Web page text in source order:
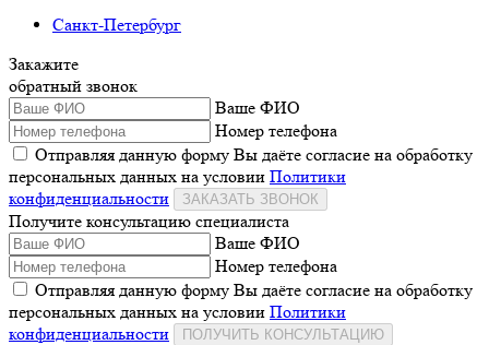
Санкт-Петербург
Закажите
обратный звонок
Ваше ФИО
Номер телефона
Отправляя данную форму Вы даёте согласие на обработку
персональных данных на условии Политики
конфиденциальности
ЗАКАЗАТЬ ЗВОНОК
Получите консультацию специалиста
Ваше ФИО
Номер телефона
Отправляя данную форму Вы даёте согласие на обработку
персональных данных на условии Политики
конфиденциальности
ПОЛУЧИТЬ КОНСУЛЬТАЦИЮ